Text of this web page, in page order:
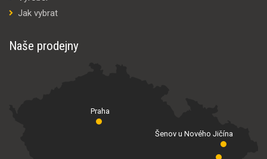
Jak vybrat
Naše prodejny
Praha
Šenov u Nového Jičína